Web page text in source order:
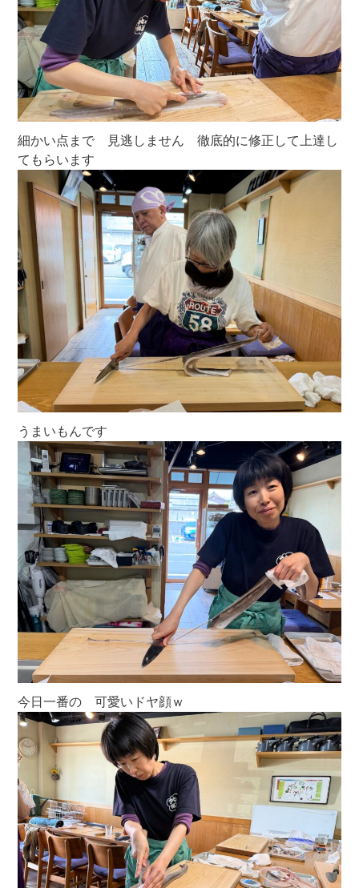
細かい点まで 見逃しません 徹底的に修正して上達し
てもらいます
うまいもんです
今日一番の 可愛いドヤ顔ｗ